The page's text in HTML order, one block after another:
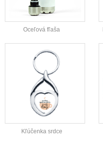
Oceľová fľaša
Kľúčenka srdce